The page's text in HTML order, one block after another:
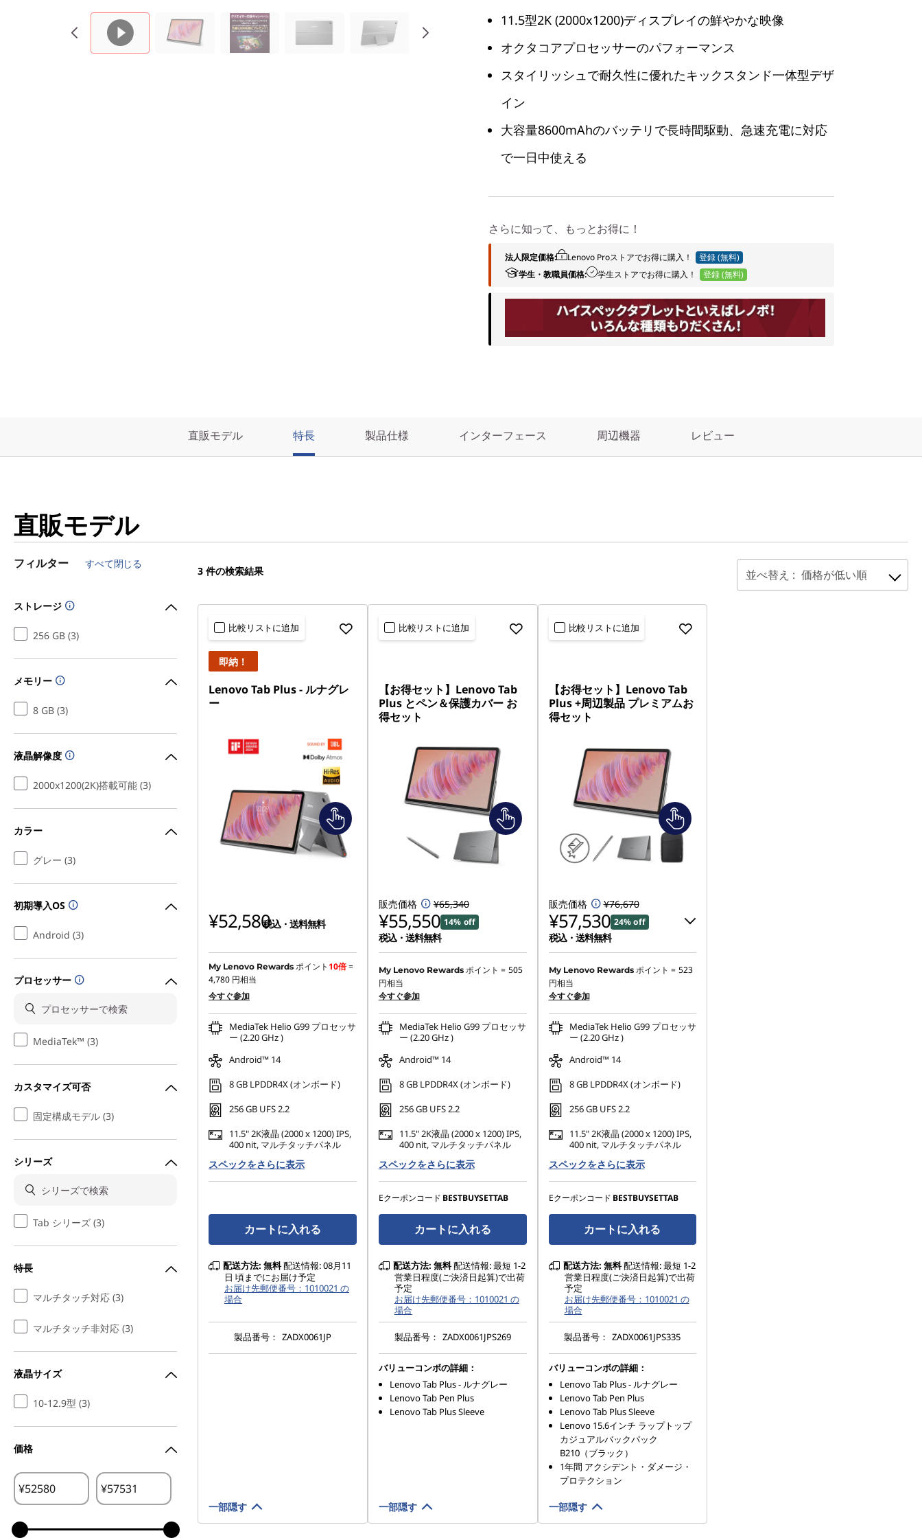
11.5型2K (2000x1200)ディスプレイの鮮やかな映像
オクタコアプロセッサーのパフォーマンス
スタイリッシュで耐久性に優れたキックスタンド一体型デザ
イン
大容量8600mAhのバッテリで長時間駆動、急速充電に対応
で一日中使える
さらに知って、もっとお得に！
法人限定価格: Lenovo Proストアでお得に購入！
登録 (無料)
学生・教職員価格:
学生ストアでお得に購入！ 登録 (無料)
直販モデル 特長 製品仕様 インターフェース 周辺機器 レビュー
直販モデル
フィルター すべて閉じる
ストレージ
256 GB (3)
メモリー
8 GB (3)
液晶解像度
2000x1200(2K)搭載可能 (3)
カラー
グレー (3)
初期導入OS
Android (3)
プロセッサー
MediaTek™ (3)
カスタマイズ可否
固定構成モデル (3)
シリーズ
Tab シリーズ (3)
特長
マルチタッチ対応 (3)
マルチタッチ非対応 (3)
液晶サイズ
10-12.9型 (3)
価格
¥ ¥
3 件の検索結果 並べ替え : 価格が低い順
比較リストに追加
即納！
Lenovo Tab Plus - ルナグレ
ー
¥52,580税込・送料無料
My Lenovo Rewards ポイント 10倍=
4,780 円相当
今すぐ参加
MediaTek Helio G99 プロセッサ
ー (2.20 GHz )
Android™ 14
8 GB LPDDR4X (オンボード)
256 GB UFS 2.2
11.5" 2K液晶 (2000 x 1200) IPS,
400 nit, マルチタッチパネル
スペックをさらに表示
カートに入れる
配送方法: 無料配送情報: 08月11
日 頃までにお届け予定
お届け先郵便番号：1010021 の
場合
製品番号： ZADX0061JP
一部隠す
比較リストに追加
【お得セット】Lenovo Tab
Plus とペン＆保護カバー お
得セット
販売価格 ¥65,340
¥55,550 14% off
税込・送料無料
My Lenovo Rewards ポイント = 505
円相当
今すぐ参加
MediaTek Helio G99 プロセッサ
ー (2.20 GHz )
Android™ 14
8 GB LPDDR4X (オンボード)
256 GB UFS 2.2
11.5" 2K液晶 (2000 x 1200) IPS,
400 nit, マルチタッチパネル
スペックをさらに表示
Eクーポンコード BESTBUYSETTAB
カートに入れる
配送方法: 無料配送情報: 最短 1-2
営業日程度(ご決済日起算)で出荷
予定
お届け先郵便番号：1010021 の
場合
製品番号： ZADX0061JPS269
バリューコンボの詳細：
Lenovo Tab Plus - ルナグレー
Lenovo Tab Pen Plus
Lenovo Tab Plus Sleeve
一部隠す
比較リストに追加
【お得セット】Lenovo Tab
Plus +周辺製品 プレミアムお
得セット
販売価格 ¥76,670
¥57,530 24% off
税込・送料無料
特別割引 : -¥820
または
Eクーポン割引 :-¥19,140
*特典の併用はできません
My Lenovo Rewards ポイント = 523
円相当
今すぐ参加
MediaTek Helio G99 プロセッサ
ー (2.20 GHz )
Android™ 14
8 GB LPDDR4X (オンボード)
256 GB UFS 2.2
11.5" 2K液晶 (2000 x 1200) IPS,
400 nit, マルチタッチパネル
スペックをさらに表示
Eクーポンコード BESTBUYSETTAB
カートに入れる
配送方法: 無料配送情報: 最短 1-2
営業日程度(ご決済日起算)で出荷
予定
お届け先郵便番号：1010021 の
場合
製品番号： ZADX0061JPS335
バリューコンボの詳細：
Lenovo Tab Plus - ルナグレー
Lenovo Tab Pen Plus
Lenovo Tab Plus Sleeve
Lenovo 15.6インチ ラップトップ
カジュアルバックパック
B210（ブラック）
1年間 アクシデント・ダメージ・
プロテクション
一部隠す